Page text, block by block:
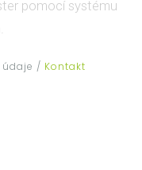
pomocí systému
/ Kontakt